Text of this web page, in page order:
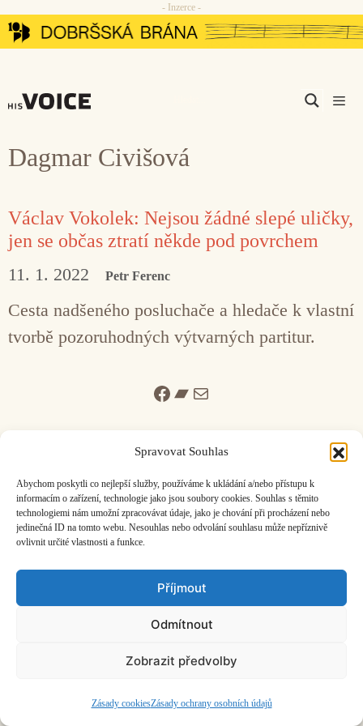
Spravovat Souhlas
Abychom poskytli co nejlepší služby, používáme k ukládání a/nebo přístupu k
informacím o zařízení, technologie jako jsou soubory cookies. Souhlas s těmito
technologiemi nám umožní zpracovávat údaje, jako je chování při procházení nebo
jedinečná ID na tomto webu. Nesouhlas nebo odvolání souhlasu může nepříznivě
ovlivnit určité vlastnosti a funkce.
Příjmout
Odmítnout
Zobrazit předvolby
Zásady cookiesZásady ochrany osobních údajů
Přeskočit
na
- Inzerce -
Dagmar Civišová
Václav Vokolek: Nejsou žádné slepé uličky,
jen se občas ztratí někde pod povrchem
11. 1. 2022 Petr Ferenc
Cesta nadšeného posluchače a hledače k vlastní
tvorbě pozoruhodných výtvarných partitur.
Facebook
Bandcamp
Mail
ČASOPIS O JINÉ HUDBĚ | vydáváHudební informační středisko
založeno 2001 | Kontaktujte nás: info@hisvoice.cz
©2026 HISvoice – design a admin
Atelier Dokument